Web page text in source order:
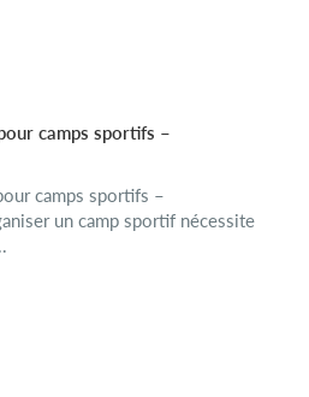
camps sportifs –
camps sportifs –
un camp sportif nécessite